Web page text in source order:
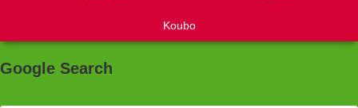
Koubo
Google Search